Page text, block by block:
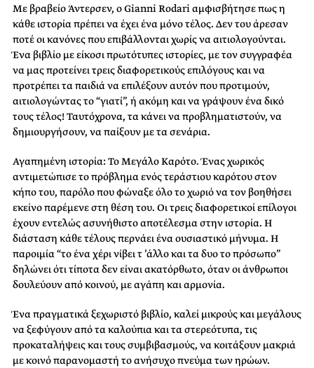
Με βραβείο Άντερσεν, ο Gianni Rodari αμφισβήτησε πως η
κάθε ιστορία πρέπει να έχει ένα μόνο τέλος. Δεν του άρεσαν
ποτέ οι κανόνες που επιβάλλονται χωρίς να αιτιολογούνται.
Ένα βιβλίο με είκοσι πρωτότυπες ιστορίες, με τον συγγραφέα
να μας προτείνει τρεις διαφορετικούς επιλόγους και να
προτρέπει τα παιδιά να επιλέξουν αυτόν που προτιμούν,
αιτιολογώντας το “γιατί”, ή ακόμη και να γράψουν ένα δικό
τους τέλος! Ταυτόχρονα, τα κάνει να προβληματιστούν, να
δημιουργήσουν, να παίξουν με τα σενάρια.
Αγαπημένη ιστορία: To Μεγάλο Καρότο. Ένας χωρικός
αντιμετώπισε το πρόβλημα ενός τεράστιου καρότου στον
κήπο του, παρόλο που φώναξε όλο το χωριό να τον βοηθήσει
εκείνο παρέμενε στη θέση του. Οι τρεις διαφορετικοί επίλογοι
έχουν εντελώς ασυνήθιστο αποτέλεσμα στην ιστορία. Η
διάσταση κάθε τέλους περνάει ένα ουσιαστικό μήνυμα. Η
παροιμία “το ένα χέρι νίβει τ ’άλλο και τα δυο το πρόσωπο”
δηλώνει ότι τίποτα δεν είναι ακατόρθωτο, όταν οι άνθρωποι
δουλεύουν από κοινού, με αγάπη και αρμονία.
Ένα πραγματικά ξεχωριστό βιβλίο, καλεί μικρούς και μεγάλους
να ξεφύγουν από τα καλούπια και τα στερεότυπα, τις
προκαταλήψεις και τους συμβιβασμούς, να κοιτάξουν μακριά
με κοινό παρανομαστή το ανήσυχο πνεύμα των ηρώων.